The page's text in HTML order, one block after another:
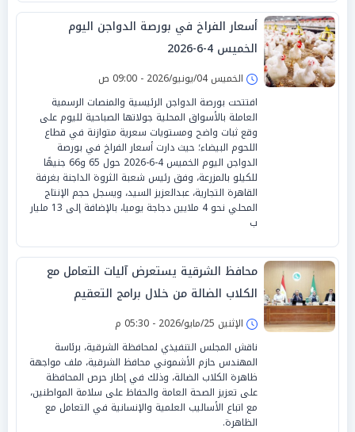
أسعار الفراخ في بورصة الدواجن اليوم
الخميس 4-6-2026
الخميس 04/يونيو/2026 - 09:00 ص
افتتحت بورصة الدواجن الرئيسية والمنصات الرسمية
العاملة بالأسواق المحلية جولاتها الصباحية لليوم على
وقع ثبات واضح ومستويات سعرية متوازنة في قطاع
اللحوم البيضاء؛ حيث دارت أسعار الفراخ في بورصة
الدواجن اليوم الخميس 4-6-2026 حول 65 و66 جنيهًا
للكيلو بالمزرعة، وفق رئيس شعبة الثروة الداجنة بغرفة
القاهرة التجارية، عبدالعزيز السيد، ويسجل حجم الإنتاج
المحلي نحو 4 ملايين دجاجة يوميا، بالإضافة إلى 13 مليار
ب
محافظ الشرقية يستعرض آليات التعامل مع
الكلاب الضالة من خلال برامج التعقيم
الإثنين 25/مايو/2026 - 05:30 م
ناقش المجلس التنفيذي لمحافظة الشرقية، برئاسة
المهندس حازم الأشموني محافظ الشرقية، ملف مواجهة
ظاهرة الكلاب الضالة، وذلك في إطار حرص المحافظة
على تعزيز الصحة العامة والحفاظ على سلامة المواطنين،
مع اتباع الأساليب العلمية والإنسانية في التعامل مع
الظاهرة.